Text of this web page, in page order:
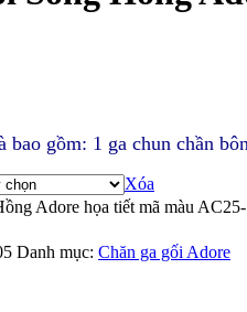
bao gồm: 1 ga chun chần
Xóa
Adore họa tiết mã màu
Danh mục: Chăn ga gối Adore